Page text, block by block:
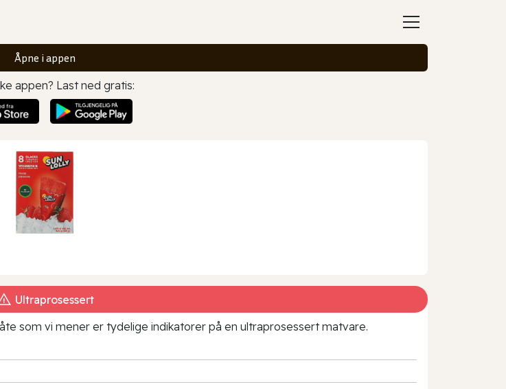
Åpne i appen
appen? Last ned gratis:
Ultraprosessert
som vi mener er tydelige indikatorer på en ultraprosessert matvare.